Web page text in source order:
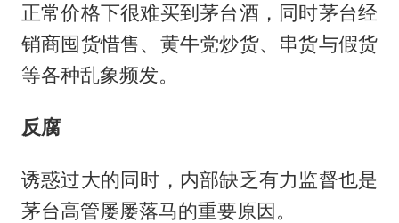
正常价格下很难买到茅台酒，同时茅台经
销商囤货惜售、黄牛党炒货、串货与假货
等各种乱象频发。
反腐
诱惑过大的同时，内部缺乏有力监督也是
茅台高管屡屡落马的重要原因。